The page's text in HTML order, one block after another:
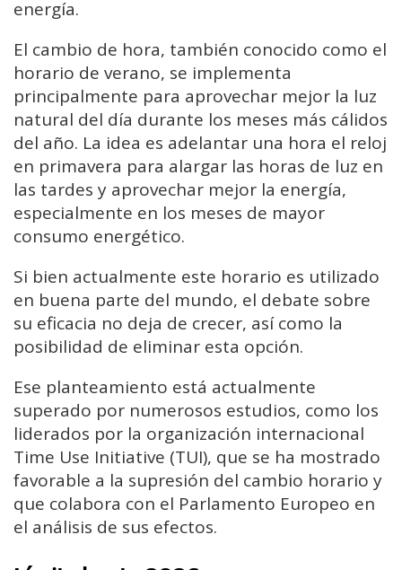
energía.
El cambio de hora, también conocido como el
horario de verano, se implementa
principalmente para aprovechar mejor la luz
natural del día durante los meses más cálidos
del año. La idea es adelantar una hora el reloj
en primavera para alargar las horas de luz en
las tardes y aprovechar mejor la energía,
especialmente en los meses de mayor
consumo energético.
Si bien actualmente este horario es utilizado
en buena parte del mundo, el debate sobre
su eficacia no deja de crecer, así como la
posibilidad de eliminar esta opción.
Ese planteamiento está actualmente
superado por numerosos estudios, como los
liderados por la organización internacional
Time Use Initiative (TUI), que se ha mostrado
favorable a la supresión del cambio horario y
que colabora con el Parlamento Europeo en
el análisis de sus efectos.